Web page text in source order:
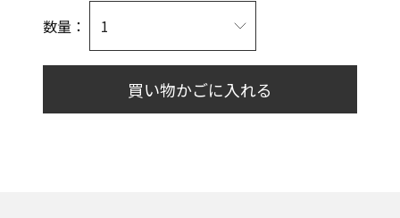
数量：
買い物かごに入れる